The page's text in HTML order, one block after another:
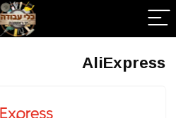
AliExpress